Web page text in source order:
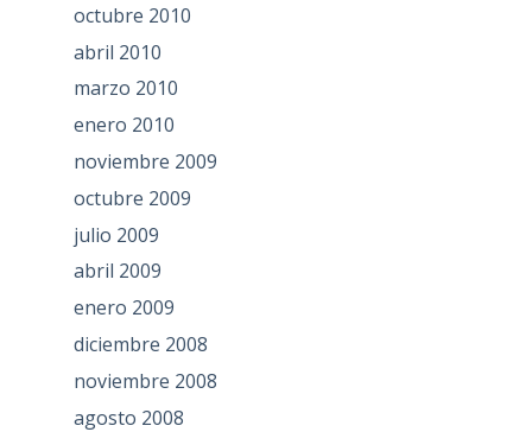
octubre 2010
abril 2010
marzo 2010
enero 2010
noviembre 2009
octubre 2009
julio 2009
abril 2009
enero 2009
diciembre 2008
noviembre 2008
agosto 2008